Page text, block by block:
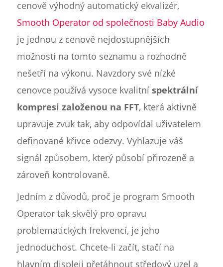
cenově výhodný automatický ekvalizér,
Smooth Operator od společnosti Baby Audio
je jednou z cenově nejdostupnějších
možností na tomto seznamu a rozhodně
nešetří na výkonu. Navzdory své nízké
cenovce používá vysoce kvalitní spektrální
kompresi založenou na FFT, která aktivně
upravuje zvuk tak, aby odpovídal uživatelem
definované křivce odezvy. Vyhlazuje váš
signál způsobem, který působí přirozeně a
zároveň kontrolovaně.
Jedním z důvodů, proč je program Smooth
Operator tak skvělý pro opravu
problematických frekvencí, je jeho
jednoduchost. Chcete-li začít, stačí na
hlavním displeji přetáhnout středový uzel a